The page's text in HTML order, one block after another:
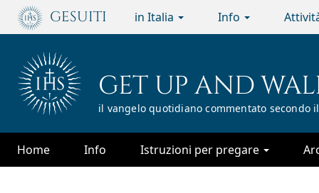
Passa
principale
GESUITI in Italia Info
GET UP AND
il vangelo quotidiano commentato
Home Info Istruzioni per pregare